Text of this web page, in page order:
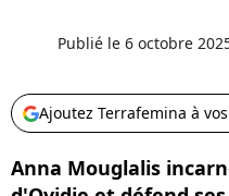
Publié le 6 octobre
Ajoutez Terrafemina à
Anna Mouglalis